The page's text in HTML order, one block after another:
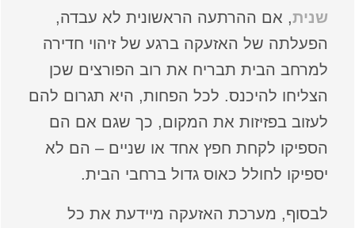
שנית, אם ההרתעה הראשונית לא עבדה,
הפעלתה של האזעקה ברגע של זיהוי חדירה
למרחב הבית תבריח את רוב הפורצים שכן
הצליחו להיכנס. לכל הפחות, היא תגרום להם
לעזוב בפזיזות את המקום, כך שגם אם הם
הספיקו לקחת חפץ אחד או שניים – הם לא
יספיקו לחולל כאוס גדול ברחבי הבית.
לבסוף, מערכת האזעקה מיידעת את כל